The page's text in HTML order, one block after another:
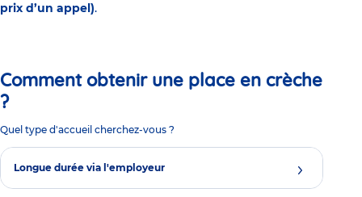
prix d’un appel).
Comment obtenir une place en crèche
?
Quel type d'accueil cherchez-vous ?
Longue durée via l'employeur